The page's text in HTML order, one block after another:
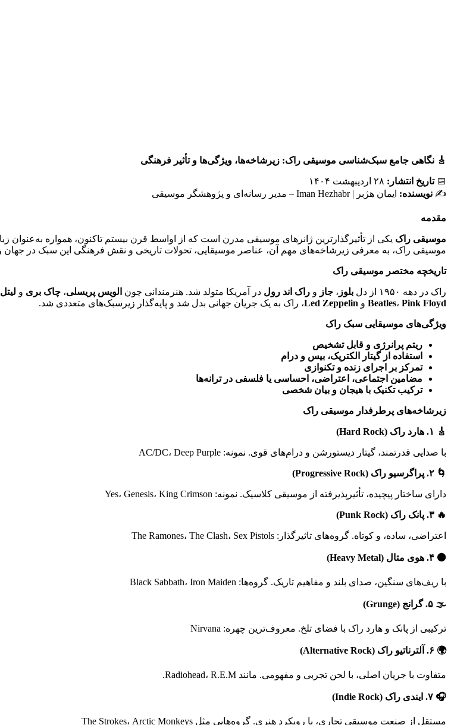
🎸 نگاهی جامع سبک‌شناسی موسیقی راک: زیرشاخه‌ها، ویژگی‌ها و تأثیر فرهنگی
📅تاریخ انتشار :
✍️ نویسنده: ایمان هژبر | Iman Hezhabr – مدیر رسانه‌ای و پژوهشگر موسیقی
مقدمه
موسیقی راک یکی از تأثیرگذارترین ژانرهای موسیقی مدرن است که از اواسط قرن بیستم تاکنون، همواره
موسیقی راک، به معرفی زیرشاخه‌های مهم آن، عناصر موسیقایی، تحولات تاریخی و نقش فرهنگی این سبک در جهان و
تاریخچه مختصر موسیقی راک
راک در دهه ۱۹۵۰ از دل بلوز ، جاز و راک اند رول در آمریکا متولد شد. هنرمندانی چون الویس پریسلی، چاک بری و
Beatles، Pink Floyd و Led Zeppelin، راک به یک جریان جهانی بدل شد و پایه‌گذار زیرسبک‌های متعددی شد.
ویژگی‌های موسیقایی سبک راک
ریتم پرانرژی و قابل تشخیص
استفاده از گیتار الکتریک، بیس و درام
تمرکز بر اجرای زنده و تکنوازی
مضامین اجتماعی، اعتراضی، احساسی یا فلسفی در ترانه‌ها
ترکیب تکنیک با هیجان و بیان شخصی
زیرشاخه‌های پرطرفدار موسیقی راک
🎸 ۱. هارد راک (Hard Rock)
با صدایی قدرتمند، گیتار دیستورشن و درام‌های قوی. نمونه: AC/DC، Deep Purple
🌀 ۲. پراگرسیو راک (Progressive Rock)
دارای ساختار پیچیده، تأثیرپذیرفته از موسیقی کلاسیک. نمونه: Yes، Genesis، King Crimson
🔥 ۳. پانک راک (Punk Rock)
اعتراضی، ساده، و کوتاه. گروه‌های تاثیرگذار: The Ramones، The Clash، Sex Pistols
⚫ ۴. هوی متال (Heavy Metal)
با ریف‌های سنگین، صدای بلند و مفاهیم تاریک. گروه‌ها: Black Sabbath، Iron Maiden
🌫️ ۵.گرانج (Grunge)
ترکیبی از پانک و هارد راک با فضای تلخ. معروف‌ترین چهره: Nirvana
🌍 ۶. آلترناتیو راک (Alternative Rock)
متفاوت با جریان اصلی، با لحن تجربی و مفهومی. مانند Radiohead، R.E.M.
🎧 ۷. ایندی راک (Indie Rock)
مستقل از صنعت موسیقی تجاری، با رویکرد هنری. گروه‌هایی مثل The Strokes، Arctic Monkeys